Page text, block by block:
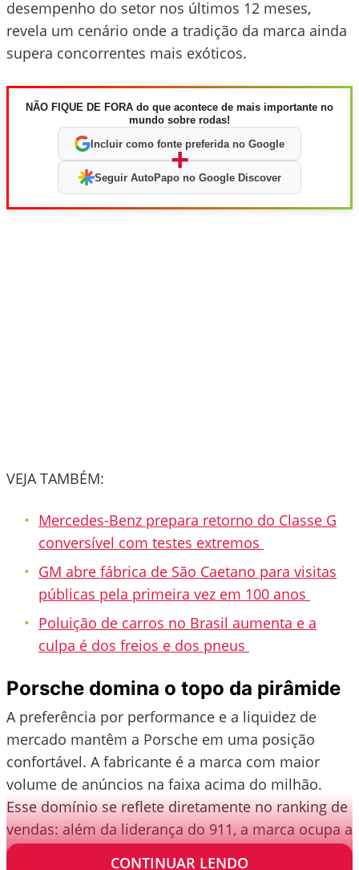
desempenho do setor nos últimos 12 meses,
revela um cenário onde a tradição da marca ainda
supera concorrentes mais exóticos.
NÃO FIQUE DE FORA do que acontece de mais importante no
mundo sobre rodas!
Incluir como fonte preferida no Google
+
Seguir AutoPapo no Google Discover
VEJA TAMBÉM:
Mercedes-Benz prepara retorno do Classe G
conversível com testes extremos
GM abre fábrica de São Caetano para visitas
públicas pela primeira vez em 100 anos
Poluição de carros no Brasil aumenta e a
culpa é dos freios e dos pneus
Porsche domina o topo da pirâmide
A preferência por performance e a liquidez de
mercado mantêm a Porsche em uma posição
confortável. A fabricante é a marca com maior
volume de anúncios na faixa acima do milhão.
Esse domínio se reflete diretamente no ranking de
vendas: além da liderança do 911, a marca ocupa a
segunda posição com o SUV Cayenne.
CONTINUAR LENDO